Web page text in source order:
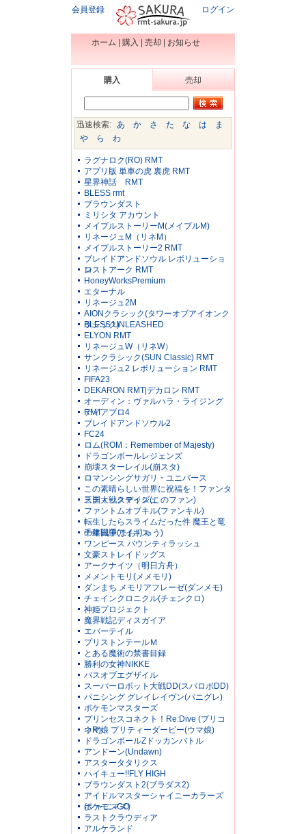
会員登録 ログイン
ホーム 購入 売却 お知らせ
購入 売却
迅速検索: あ か さ た な は
ま
や
ら わ
ラグナロク(RO) RMT
アプリ版 単車の虎 裏虎 RMT
星界神話 RMT
BLESS rmt
ブラウンダスト
ミリシタ アカウント
メイプルストーリーM(メイプルM)
リネージュM（リネM）
メイプルストーリー2 RMT
ブレイドアンドソウル レボリューショ
ン
ロストアーク RMT
HoneyWorksPremium
エターナル
リネージュ2M
AIONクラシック(タワーオブアイオンク
ラシック)
BLESS UNLEASHED
ELYON RMT
リネージュW（リネW）
サンクラシック(SUN Classic) RMT
リネージュ2 レボリューション RMT
FIFA23
DEKARON RMT|デカロン RMT
オーディン：ヴァルハラ・ライジング
RMT
ディアブロ4
ブレイドアンドソウル2
FC24
ロム(ROM：Remember of Majesty)
ドラゴンボールレジェンズ
崩壊スターレイル(崩スタ)
ロマンシングサガリ・ユニバース
この素晴らしい世界に祝福を！ファンタ
スティックデイズ(このファン)
三国大戦スマッシュ
ファントムオブキル(ファンキル)
転生したらスライムだった件 魔王と竜
の建国譚(まおりゅう)
千年戦争アイギス
ワンピース バウンティラッシュ
文豪ストレイドッグス
アークナイツ（明日方舟）
メメントモリ(メメモリ)
ダンまち メモリアフレーゼ(ダンメモ)
チェインクロニクル(チェンクロ)
神姫プロジェクト
魔界戦記ディスガイア
エバーテイル
プリストンテールＭ
とある魔術の禁書目録
勝利の女神NIKKE
パスオブエグザイル
スーパーロボット大戦DD(スパロボDD)
パニシング グレイレイヴン(パニグレ)
ポケモンマスターズ
プリンセスコネクト！Re:Dive (プリコ
ネR)
ウマ娘 プリティーダービー(ウマ娘)
ドラゴンボールZドッカンバトル
アンドーン(Undawn)
アスタータタリクス
ハイキュー!!FLY HIGH
ブラウンダスト2(ブラダス2)
アイドルマスターシャイニーカラーズ
(シャニマス)
ポケモンGO
ラストクラウディア
アルケランド